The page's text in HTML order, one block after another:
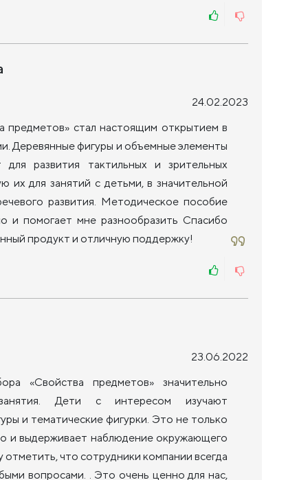
24.02.2023
предметов» стал настоящим открытием в
Деревянные фигуры и объемные элементы
для развития тактильных и зрительных
их для занятий с детьми, в значительной
развития. Методическое пособие
и помогает мне разнообразить Спасибо
продукт и отличную поддержку!
23.06.2022
«Свойства предметов» значительно
Дети с интересом изучают
и тематические фигурки. Это не только
и выдерживает наблюдение окружающего
что сотрудники компании всегда
вопросами. . Это очень ценно для нас,